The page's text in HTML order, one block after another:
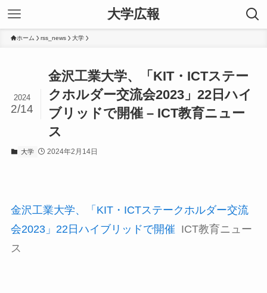
大学広報
ホーム rss_news 大学
金沢工業大学、「KIT・ICTステー
クホルダー交流会2023」22日ハイ
ブリッドで開催 – ICT教育ニュー
ス
2024
2/14
大学 2024年2月14日
金沢工業大学、「KIT・ICTステークホルダー交流
会2023」22日ハイブリッドで開催 ICT教育ニュー
ス